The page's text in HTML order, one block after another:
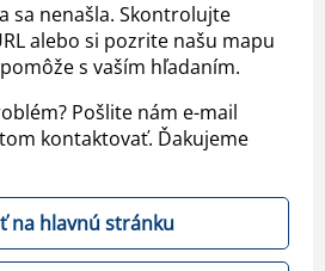
sa nenašla. Skontrolujte
alebo si pozrite našu mapu
s vaším hľadaním.
Pošlite nám e-mail
kontaktovať. Ďakujeme
na hlavnú stránku